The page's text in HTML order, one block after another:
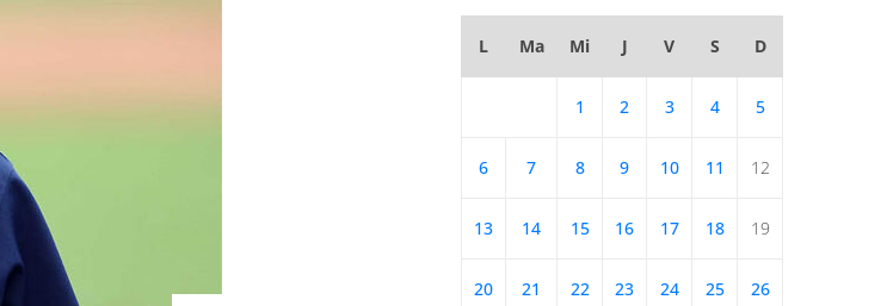
L Ma Mi J V S D
1 2 3 4 5
6 7 8 9 10 11 12
13 14 15 16 17 18 19
20 21 22 23 24 25 26